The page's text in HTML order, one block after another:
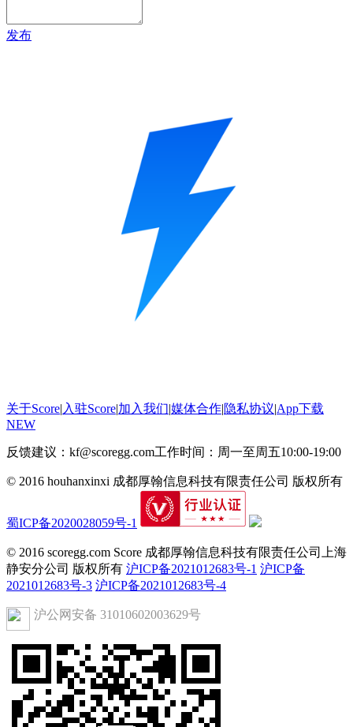
发布
关于Score| 入驻Score|加入我们|媒体合作|隐私协议|App下载
NEW
反馈建议：kf@scoregg.com工作时间：周一至周五10:00-19:00
© 2016 houhanxinxi 成都厚翰信息科技有限责任公司 版权所有
蜀ICP备2020028059号-1
© 2016 scoregg.com Score 成都厚翰信息科技有限责任公司上海
静安分公司 版权所有 沪ICP备2021012683号-1 沪ICP备
2021012683号-3 沪ICP备2021012683号-4
沪公网安备 31010602003629号